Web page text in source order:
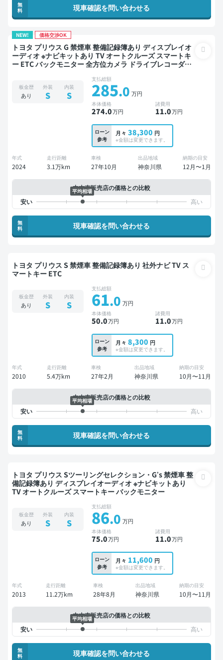
無
料
現車確認を問い合わせる
NEW! 価格交渉OK
トヨタ プリウス G 禁煙車 整備記録簿あり ディスプレイオ
ーディオ ※ナビキットあり TV オートクルーズ スマートキ
ー ETC バックモニター 全方位カメラ ドライブレコーダー
板金歴
あり
外装
S
内装
S
支払総額
285.0 万円
本体価格
274.0万円
諸費用
11.0万円
ローン
参考
月々 38,300 円
※金額は変更できます。
年式
2024
走行距離
3.1万km
車検
27年10月
出品地域
神奈川県
納期の目安
12月〜1月
中古車販売店の価格との比較
平均相場
無
料
現車確認を問い合わせる
トヨタ プリウス S 禁煙車 整備記録簿あり 社外ナビ TV ス
マートキー ETC
板金歴
あり
外装
S
内装
S
支払総額
61.0 万円
本体価格
50.0万円
諸費用
11.0万円
ローン
参考
月々 8,300 円
※金額は変更できます。
年式
2010
走行距離
5.4万km
車検
27年2月
出品地域
神奈川県
納期の目安
10月〜11月
中古車販売店の価格との比較
平均相場
無
料
現車確認を問い合わせる
トヨタ プリウス Sツーリングセレクション・G’s 禁煙車 整
備記録簿あり ディスプレイオーディオ ※ナビキットあり
TV オートクルーズ スマートキー バックモニター
板金歴
あり
外装
S
内装
S
支払総額
86.0 万円
本体価格
75.0万円
諸費用
11.0万円
ローン
参考
月々 11,600 円
※金額は変更できます。
年式
2013
走行距離
11.2万km
車検
28年8月
出品地域
神奈川県
納期の目安
10月〜11月
中古車販売店の価格との比較
平均相場
無
料
現車確認を問い合わせる